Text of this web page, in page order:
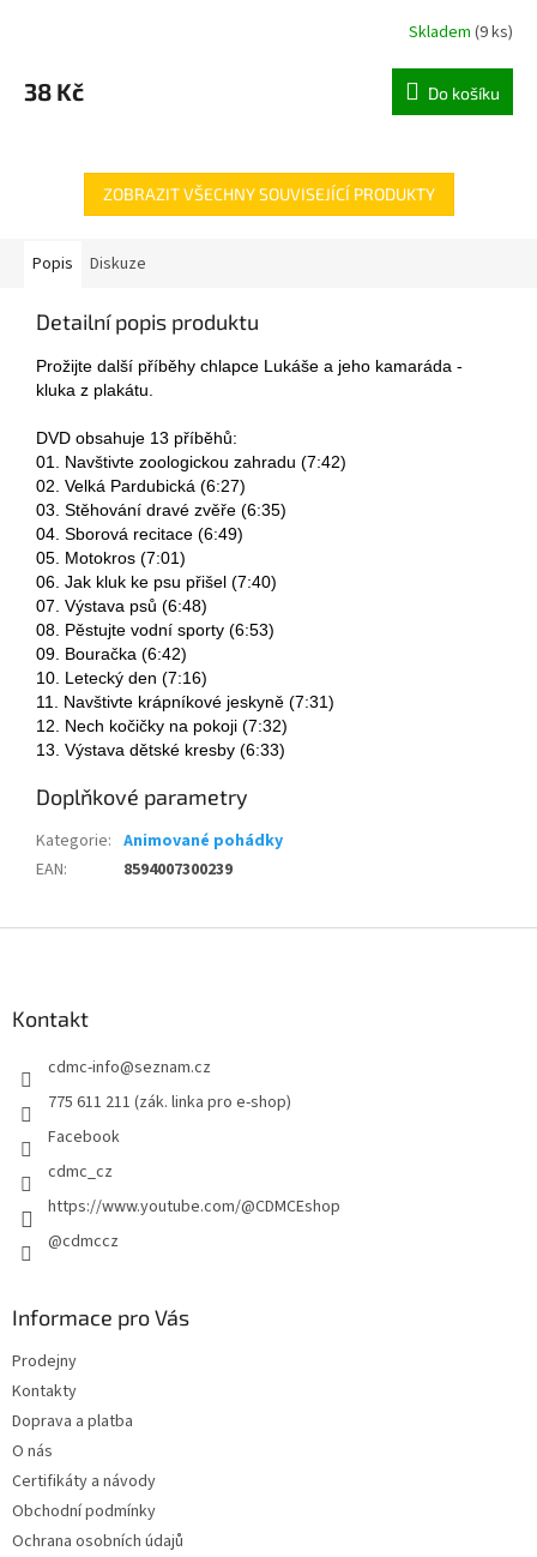
Skladem (9 ks)
38 Kč Do košíku
ZOBRAZIT VŠECHNY SOUVISEJÍCÍ PRODUKTY
Popis Diskuze
Detailní popis produktu
Prožijte další příběhy chlapce Lukáše a jeho kamaráda -
kluka z plakátu.
DVD obsahuje 13 příběhů:
01. Navštivte zoologickou zahradu (7:42)
02. Velká Pardubická (6:27)
03. Stěhování dravé zvěře (6:35)
04. Sborová recitace (6:49)
05. Motokros (7:01)
06. Jak kluk ke psu přišel (7:40)
07. Výstava psů (6:48)
08. Pěstujte vodní sporty (6:53)
09. Bouračka (6:42)
10. Letecký den (7:16)
11. Navštivte krápníkové jeskyně (7:31)
12. Nech kočičky na pokoji (7:32)
13. Výstava dětské kresby (6:33)
Doplňkové parametry
Kategorie: Animované pohádky
EAN: 8594007300239
Kontakt
cdmc-info@seznam.cz
775 611 211 (zák. linka pro e-shop)
Facebook
cdmc_cz
https://www.youtube.com/@CDMCEshop
@cdmccz
Informace pro Vás
Prodejny
Kontakty
Doprava a platba
O nás
Certifikáty a návody
Obchodní podmínky
Ochrana osobních údajů